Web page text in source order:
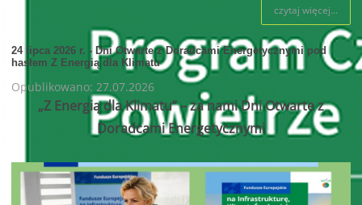
czytaj więcej...
24 lipca 2026 r. - Dni Otwarte z Doradcami Energetycznymi pod
hasłem Z Energią dla Klimatu
Opublikowano: 27.07.2026
„Z Energią dla Klimatu” – za nami Dni Otwarte z
Doradcami Energetycznymi